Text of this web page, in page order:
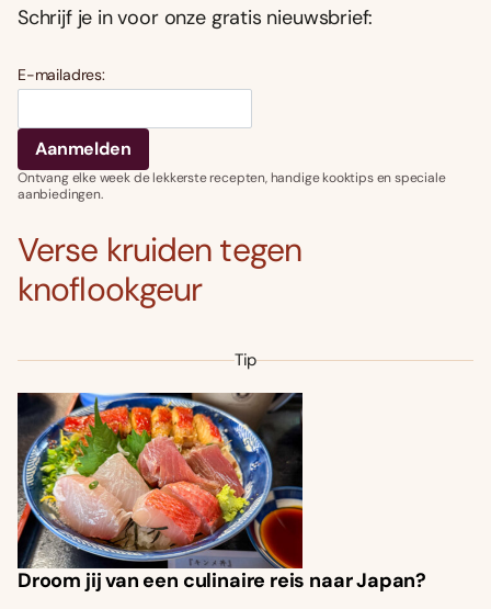
Schrijf je in voor onze gratis nieuwsbrief:
E-mailadres:
Ontvang elke week de lekkerste recepten, handige kooktips en speciale
aanbiedingen.
Verse kruiden tegen
knoflookgeur
Tip
Droom jij van een culinaire reis naar Japan?